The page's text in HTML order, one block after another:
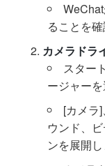
ることを確
カメラドラ
スター
ージャーを
[カメラ
ウンド、
ンを展開し